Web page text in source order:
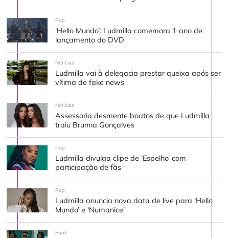
Pop
‘Hello Mundo’: Ludmilla comemora 1 ano de
lançamento do DVD
Notícias
Ludmilla vai à delegacia prestar queixa após ser
vítima de fake news
Notícias
Assessoria desmente boatos de que Ludmilla
traiu Brunna Gonçalves
Pop
Ludmilla divulga clipe de ‘Espelho’ com
participação de fãs
Pop
Ludmilla anuncia nova data de live para ‘Hello
Mundo’ e ‘Numanice’
Funk